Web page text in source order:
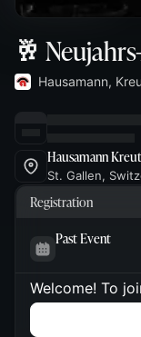
🥂
Hausamann,
Hausamann
St. Gallen,
Registration
Past Event
Welcome! To